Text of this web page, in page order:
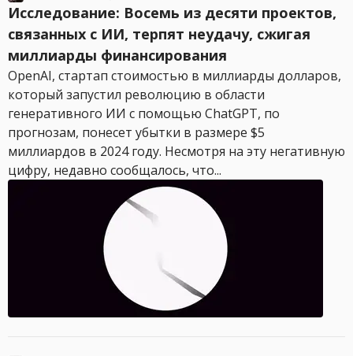
Исследование: Восемь из десяти проектов,
связанных с ИИ, терпят неудачу, сжигая
миллиарды финансирования
OpenAI, стартап стоимостью в миллиарды долларов,
который запустил революцию в области
генеративного ИИ с помощью ChatGPT, по
прогнозам, понесет убытки в размере $5
миллиардов в 2024 году. Несмотря на эту негативную
цифру, недавно сообщалось, что...